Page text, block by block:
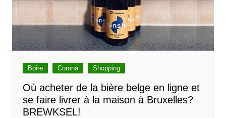
Boire Corona Shopping
Où acheter de la bière belge en ligne et
se faire livrer à la maison à Bruxelles?
BREWKSEL!